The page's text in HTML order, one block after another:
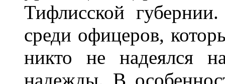
Тифлисской
среди офицеров,
никто не надеялся
надежды. В